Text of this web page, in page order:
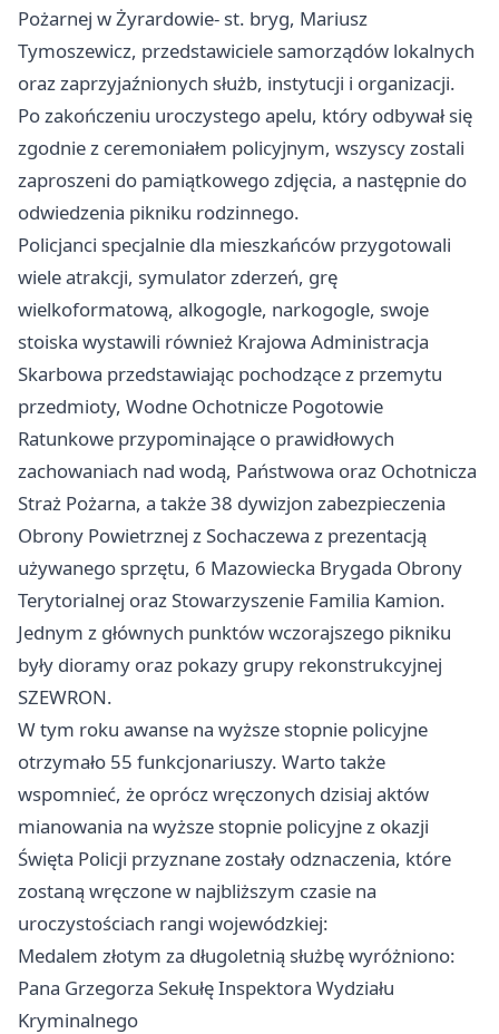
Pożarnej w Żyrardowie- st. bryg, Mariusz
Tymoszewicz, przedstawiciele samorządów lokalnych
oraz zaprzyjaźnionych służb, instytucji i organizacji.
Po zakończeniu uroczystego apelu, który odbywał się
zgodnie z ceremoniałem policyjnym, wszyscy zostali
zaproszeni do pamiątkowego zdjęcia, a następnie do
odwiedzenia pikniku rodzinnego.
Policjanci specjalnie dla mieszkańców przygotowali
wiele atrakcji, symulator zderzeń, grę
wielkoformatową, alkogogle, narkogogle, swoje
stoiska wystawili również Krajowa Administracja
Skarbowa przedstawiając pochodzące z przemytu
przedmioty, Wodne Ochotnicze Pogotowie
Ratunkowe przypominające o prawidłowych
zachowaniach nad wodą, Państwowa oraz Ochotnicza
Straż Pożarna, a także 38 dywizjon zabezpieczenia
Obrony Powietrznej z Sochaczewa z prezentacją
używanego sprzętu, 6 Mazowiecka Brygada Obrony
Terytorialnej oraz Stowarzyszenie Familia Kamion.
Jednym z głównych punktów wczorajszego pikniku
były dioramy oraz pokazy grupy rekonstrukcyjnej
SZEWRON.
W tym roku awanse na wyższe stopnie policyjne
otrzymało 55 funkcjonariuszy. Warto także
wspomnieć, że oprócz wręczonych dzisiaj aktów
mianowania na wyższe stopnie policyjne z okazji
Święta Policji przyznane zostały odznaczenia, które
zostaną wręczone w najbliższym czasie na
uroczystościach rangi wojewódzkiej:
Medalem złotym za długoletnią służbę wyróżniono:
Pana Grzegorza Sekułę Inspektora Wydziału
Kryminalnego